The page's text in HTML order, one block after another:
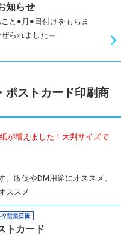
知らせ
と●月●日付けをもちま
られました～
ポストカード印刷商
が増えました！大判サイズで
販促やDM用途にオススメ。
ススメ
トカード